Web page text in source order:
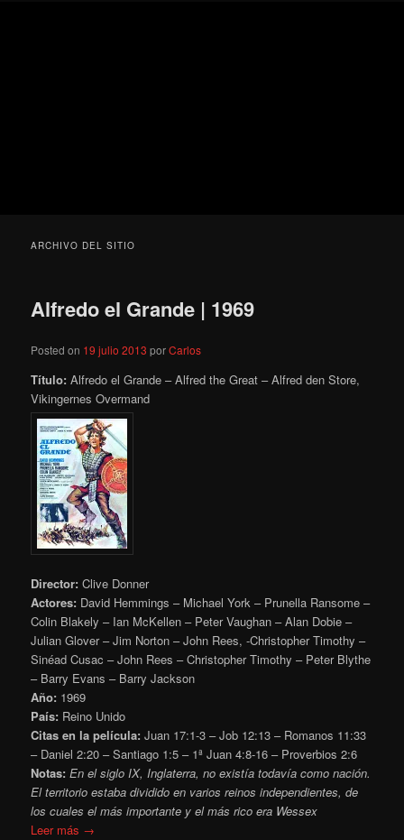
ARCHIVO DEL SITIO
Alfredo el Grande | 1969
Posted on 19 julio 2013 porCarlos
Título:Alfredo el Grande – Alfred the Great – Alfred den Store,
Vikingernes Overmand
Director: Clive Donner
Actores: David Hemmings – Michael York – Prunella Ransome –
Colin Blakely – Ian McKellen – Peter Vaughan – Alan Dobie –
Julian Glover – Jim Norton – John Rees, -Christopher Timothy –
Sinéad Cusac – John Rees – Christopher Timothy – Peter Blythe
– Barry Evans – Barry Jackson
Año: 1969
País: Reino Unido
Citas en la película: Juan 17:1-3 – Job 12:13 – Romanos 11:33
– Daniel 2:20 – Santiago 1:5 – 1ª Juan 4:8-16 – Proverbios 2:6
Notas: En el siglo IX, Inglaterra, no existía todavía como nación.
El territorio estaba dividido en varios reinos independientes, de
los cuales el más importante y el más rico era Wessex
Leer más →